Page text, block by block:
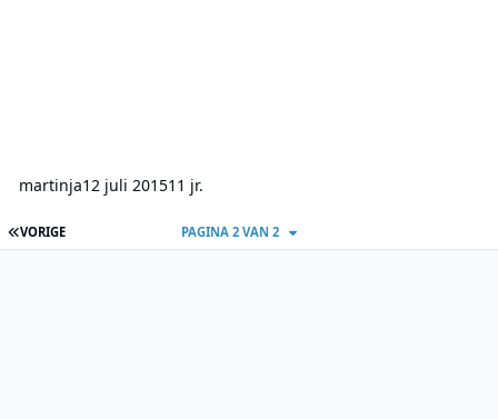
martinja12 juli 201511 jr.
EERSTE PAGINA
VORIGE PAGINA 2 VAN 2